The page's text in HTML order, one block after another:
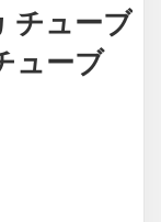
チューブ
ューブ